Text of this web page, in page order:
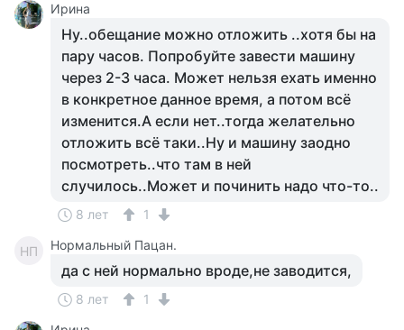
Ирина
Ну..обещание можно отложить ..хотя бы на
пару часов. Попробуйте завести машину
через 2-3 часа. Может нельзя ехать именно
в конкретное данное время, а потом всё
изменится.А если нет..тогда желательно
отложить всё таки..Ну и машину заодно
посмотреть..что там в ней
случилось..Может и починить надо что-то..
8 лет 1
НП Нормальный Пацан.
да с ней нормально вроде,не заводится,
8 лет
1